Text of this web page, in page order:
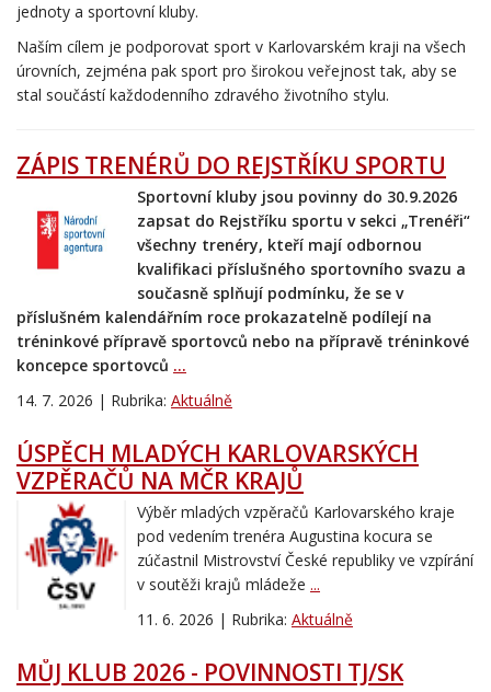
jednoty a sportovní kluby.
Naším cílem je podporovat sport v Karlovarském kraji na všech
úrovních, zejména pak sport pro širokou veřejnost tak, aby se
stal součástí každodenního zdravého životního stylu.
ZÁPIS TRENÉRŮ DO REJSTŘÍKU SPORTU
Sportovní kluby jsou povinny do 30.9.2026
zapsat do Rejstříku sportu v sekci „Trenéři“
všechny trenéry, kteří mají odbornou
kvalifikaci příslušného sportovního svazu a
současně splňují podmínku, že se v
příslušném kalendářním roce prokazatelně podílejí na
tréninkové přípravě sportovců nebo na přípravě tréninkové
koncepce sportovců ...
14. 7. 2026 | Rubrika: Aktuálně
ÚSPĚCH MLADÝCH KARLOVARSKÝCH
VZPĚRAČŮ NA MČR KRAJŮ
Výběr mladých vzpěračů Karlovarského kraje
pod vedením trenéra Augustina kocura se
zúčastnil Mistrovství České republiky ve vzpírání
v soutěži krajů mládeže ...
11. 6. 2026 | Rubrika: Aktuálně
MŮJ KLUB 2026 - POVINNOSTI TJ/SK